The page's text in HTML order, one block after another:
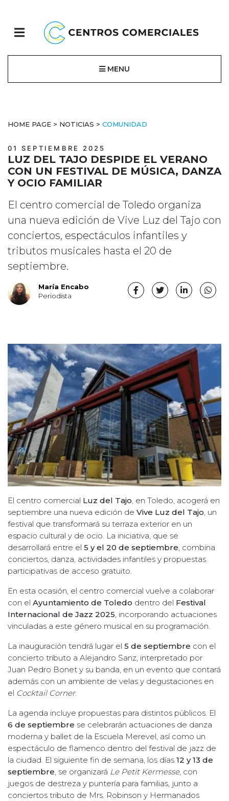
MENU
HOME PAGE > NOTICIAS > COMUNIDAD
01 SEPTIEMBRE 2025
LUZ DEL TAJO DESPIDE EL VERANO
CON UN FESTIVAL DE MÚSICA, DANZA
Y OCIO FAMILIAR
El centro comercial de Toledo organiza
una nueva edición de Vive Luz del Tajo con
conciertos, espectáculos infantiles y
tributos musicales hasta el 20 de
septiembre.
María Encabo
Periodista
El centro comercial Luz del Tajo , en Toledo, acogerá en
septiembre una nueva edición de Vive Luz del Tajo , un
festival que transformará su terraza exterior en un
espacio cultural y de ocio. La iniciativa, que se
desarrollará entre el 5 y el 20 de septiembre , combina
conciertos, danza, actividades infantiles y propuestas
participativas de acceso gratuito.
En esta ocasión, el centro comercial vuelve a colaborar
con el Ayuntamiento de Toledo dentro del Festival
Internacional de Jazz 2025 , incorporando actuaciones
vinculadas a este género musical en su programación.
La inauguración tendrá lugar el 5 de septiembre con el
concierto tributo a Alejandro Sanz, interpretado por
Juan Pedro Bonet y su banda, en un evento que contará
además con un ambiente de velas y degustaciones en
el Cocktail Corner.
La agenda incluye propuestas para distintos públicos. El
6 de septiembre se celebrarán actuaciones de danza
moderna y ballet de la Escuela Merevel, así como un
espectáculo de flamenco dentro del festival de jazz de
la ciudad. El siguiente fin de semana, los días 12 y 13 de
septiembre , se organizará Le Petit Kermesse, con
juegos de destreza y puntería para familias, junto a
conciertos tributo de Mrs. Robinson y Hermanados